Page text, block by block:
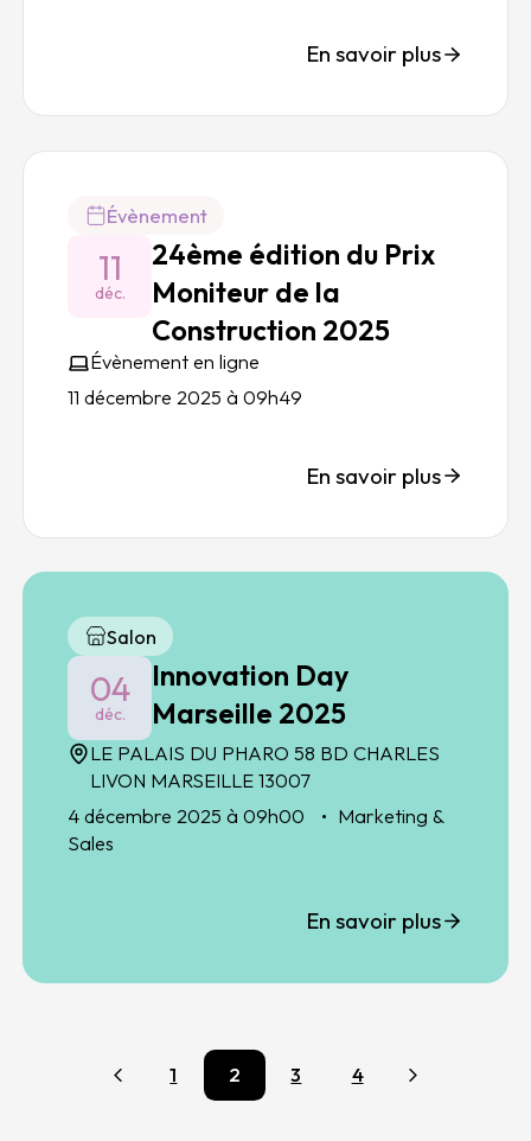
d’expérience et bonnes pratiques
En savoir plus
Évènement
11
déc.
24ème édition du Prix
Moniteur de la
Construction 2025
Évènement en ligne
11 décembre 2025 à 09h49
En savoir plus
Salon
04
déc.
Innovation Day
Marseille 2025
LE PALAIS DU PHARO 58 BD CHARLES
LIVON MARSEILLE 13007
4 décembre 2025 à 09h00
Marketing &
Sales
En savoir plus
Précédent
1 2 3 4 Suivant